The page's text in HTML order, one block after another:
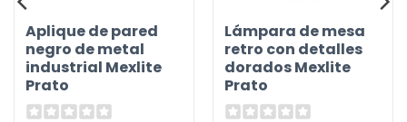
Aplique de pared
negro de metal
industrial Mexlite
Prato
Lámpara de mesa
retro con detalles
dorados Mexlite
Prato